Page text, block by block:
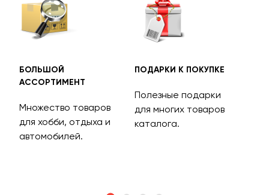
БОЛЬШОЙ
АССОРТИМЕНТ
Множество товаров
для хобби, отдыха и
автомобилей.
ПОДАРКИ К ПОКУПКЕ
Полезные подарки
для многих товаров
каталога.